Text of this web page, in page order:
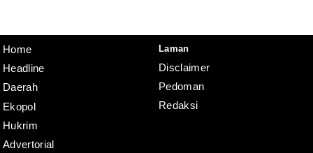
Home
Headline
Daerah
Ekopol
Hukrim
Advertorial
Laman
Disclaimer
Pedoman
Redaksi